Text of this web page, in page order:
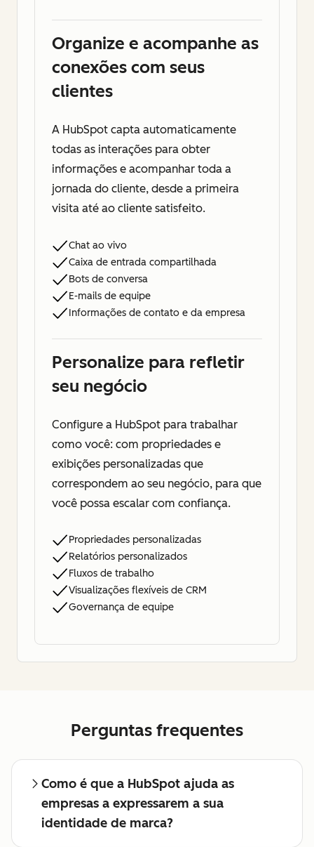
Organize e acompanhe as
conexões com seus
clientes
A HubSpot capta automaticamente
todas as interações para obter
informações e acompanhar toda a
jornada do cliente, desde a primeira
visita até ao cliente satisfeito.
Chat ao vivo
Caixa de entrada compartilhada
Bots de conversa
E-mails de equipe
Informações de contato e da empresa
Personalize para refletir
seu negócio
Configure a HubSpot para trabalhar
como você: com propriedades e
exibições personalizadas que
correspondem ao seu negócio, para que
você possa escalar com confiança.
Propriedades personalizadas
Relatórios personalizados
Fluxos de trabalho
Visualizações flexíveis de CRM
Governança de equipe
Perguntas frequentes
Como é que a HubSpot ajuda as
empresas a expressarem a sua
identidade de marca?